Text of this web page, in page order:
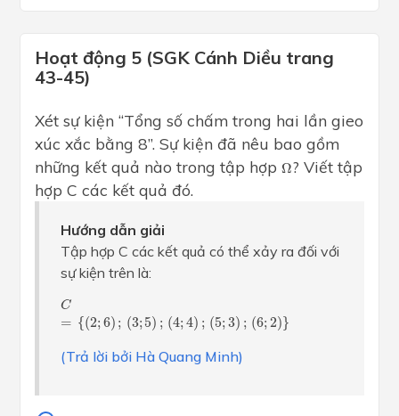
Hoạt động 5 (SGK Cánh Diều trang
43-45)
Xét sự kiện “Tổng số chấm trong hai lần gieo
xúc xắc bằng 8”. Sự kiện đã nêu bao gồm
những kết quả nào trong tập hợp Ω
Ω? Viết tập
hợp C các kết quả đó.
Hướng dẫn giải
Tập hợp C các kết quả có thể xảy ra đối với
sự kiện trên là:
C
= {(2;6) ; (3;5) ; (4;4) ; (5;3) ; (6;2)}
C=
(Trả lời bởi Hà Quang Minh)